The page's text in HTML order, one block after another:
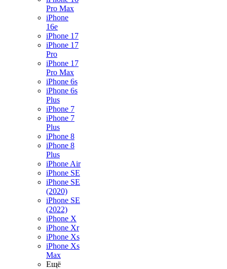
Pro Max
iPhone
16e
iPhone 17
iPhone 17
Pro
iPhone 17
Pro Max
iPhone 6s
iPhone 6s
Plus
iPhone 7
iPhone 7
Plus
iPhone 8
iPhone 8
Plus
iPhone Air
iPhone SE
iPhone SE
(2020)
iPhone SE
(2022)
iPhone X
iPhone Xr
iPhone Xs
iPhone Xs
Max
Ещё